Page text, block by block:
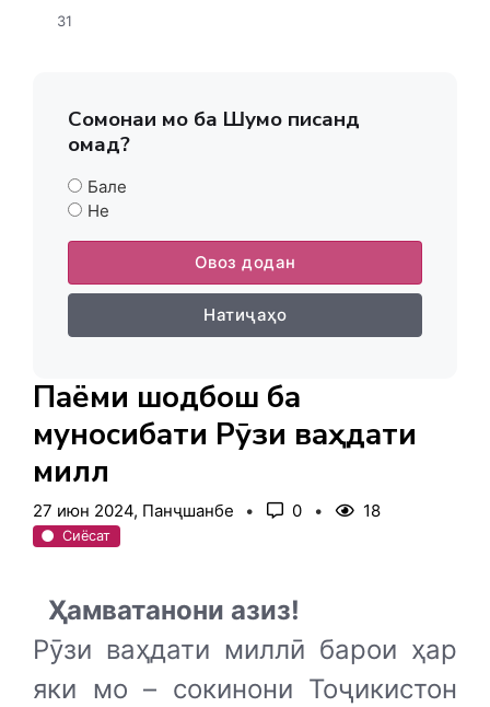
31
Сомонаи мо ба Шумо писанд
омад?
Бале
Не
Овоз додан
Натиҷаҳо
Паёми шодбошӣ ба
муносибати Рӯзи ваҳдати
миллӣ
27 июн 2024, Панҷшанбе 0 18
Сиёсат
Ҳамватанони азиз!
Рӯзи ваҳдати миллӣ барои ҳар
яки мо – сокинони Тоҷикистон